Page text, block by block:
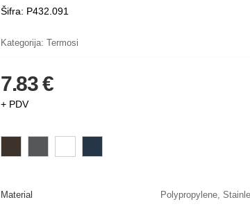
Šifra: P432.091
Kategorija: Termosi
7.83 €
+ PDV
Material Polypropylene,